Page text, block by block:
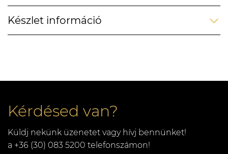
Készlet információ
Kérdésed van?
Küldj nekünk üzenetet vagy hívj bennünket!
a +36 (30) 083 5200 telefonszámon!